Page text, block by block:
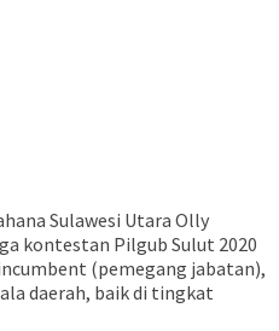
Sulawesi Utara Olly
kontestan Pilgub Sulut 2020
(pemegang jabatan),
daerah, baik di tingkat